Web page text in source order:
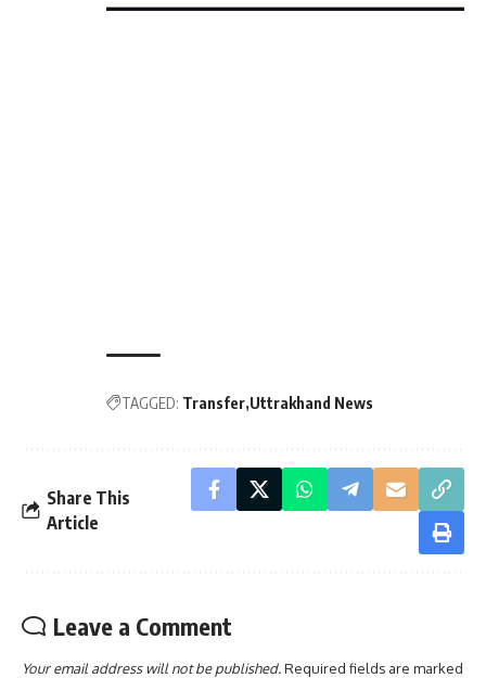
TAGGED: Transfer Uttrakhand News
Share This
Article
Leave a Comment
Your email address will not be published.Required fields are marked